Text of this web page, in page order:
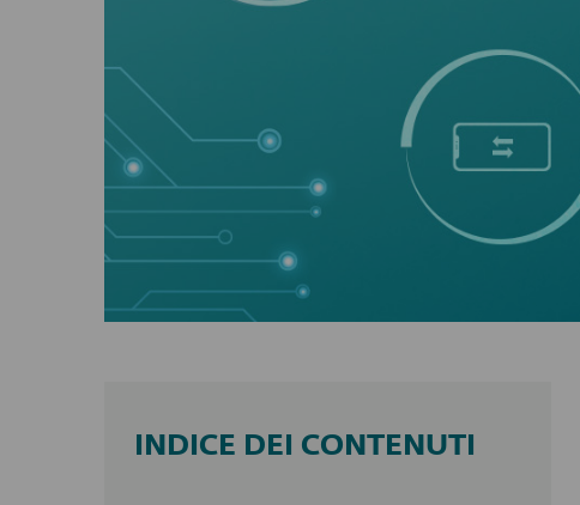
INDICE DEI CONTENUTI